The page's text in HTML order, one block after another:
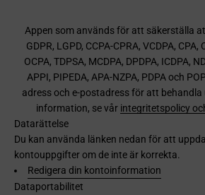
Appen som används för att säkerställa
GDPR, LGPD, CCPA-CPRA, VCDPA, CPA,
OCPA, TDPSA, MCDPA, DPDPA, ICDPA,
APPI, PIPEDA, APA-NZPA, PDPA och
adress och e-postadress för att
information, se vår integritetspolicy
Datarättelse
Du kan använda länken nedan för att
kontouppgifter om de inte är korrekta.
Redigera din kontoinformation
Dataportabilitet